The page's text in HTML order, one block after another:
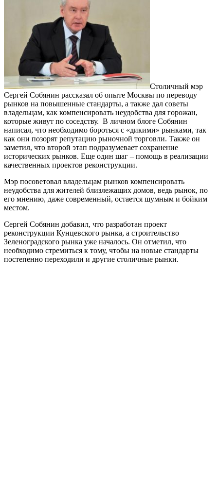
Столичный мэр
Сергей Собянин рассказал об опыте Москвы по переводу
рынков на повышенные стандарты, а также дал советы
владельцам, как компенсировать неудобства для горожан,
которые живут по соседству. В личном блоге Собянин
написал, что необходимо бороться с «дикими» рынками, так
как они позорят репутацию рыночной торговли. Также он
заметил, что второй этап подразумевает сохранение
исторических рынков. Еще один шаг – помощь в реализации
качественных проектов реконструкции.
Мэр посоветовал владельцам рынков компенсировать
неудобства для жителей близлежащих домов, ведь рынок, по
его мнению, даже современный, остается шумным и бойким
местом.
Сергей Собянин добавил, что разработан проект
реконструкции Кунцевского рынка, а строительство
Зеленоградского рынка уже началось. Он отметил, что
необходимо стремиться к тому, чтобы на новые стандарты
постепенно переходили и другие столичные рынки.